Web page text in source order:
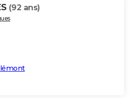
(92 ans)